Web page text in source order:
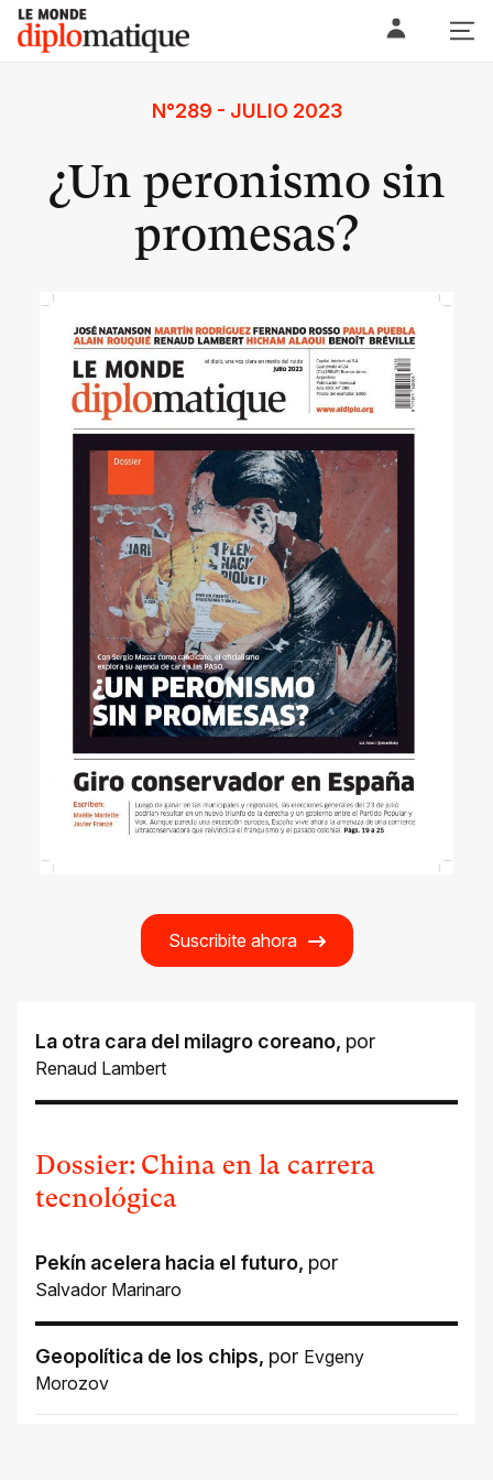
Skip
content
Le monde diplomatique
N°289 - JULIO 2023
¿Un peronismo sin
promesas?
Suscribite ahora
La otra cara del milagro coreano, por
Renaud Lambert
Dossier: China en la carrera
tecnológica
Pekín acelera hacia el futuro, por
Salvador Marinaro
Geopolítica de los chips, por Evgeny
Morozov